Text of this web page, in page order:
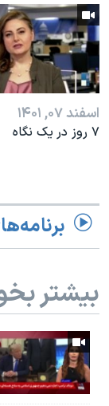
اسفند ۰۷, ۱۴۰۱
۷ روز در یک نگاه
بیشتر